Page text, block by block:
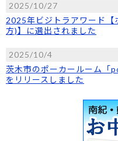
2025/10/27
2025年ビジトラアワード
方)】に選出されました
2025/10/4
茨木市のポーカールーム「
をリリースしました